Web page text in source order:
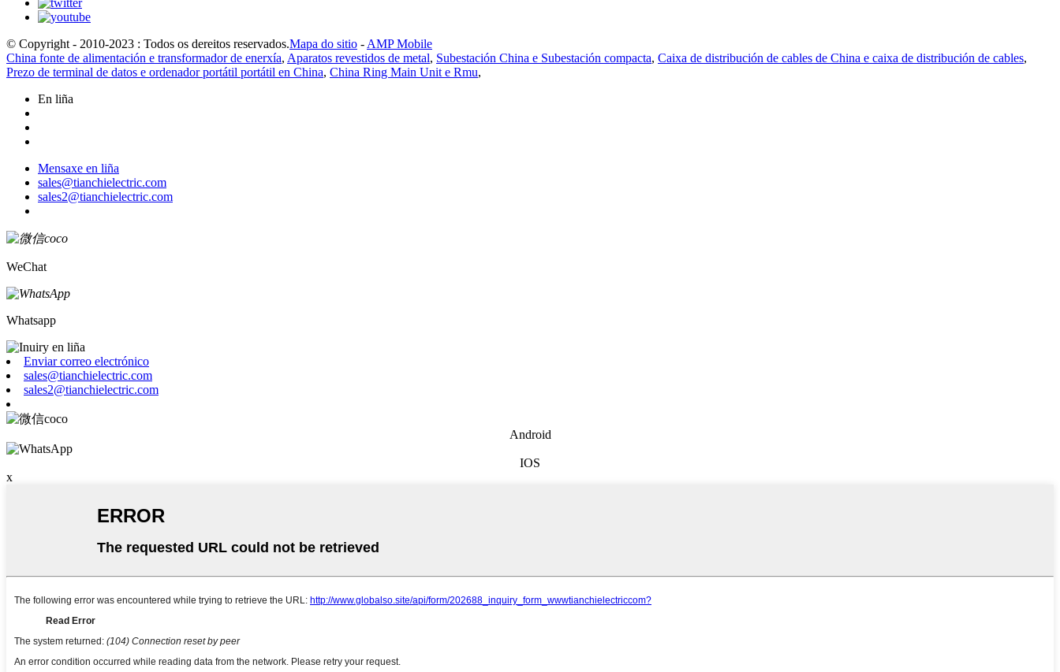
© Copyright - 2010-2023 : Todos os dereitos reservados.Mapa do sitio - AMP Mobile
China fonte de alimentación e transformador de enerxía, Aparatos revestidos de metal, Subestación China e Subestación compacta, Caixa de distribución de cables de China e caixa de distribución de cables,
Prezo de terminal de datos e ordenador portátil portátil en China, China Ring Main Unit e Rmu,
En liña
Mensaxe en liña
sales@tianchielectric.com
sales2@tianchielectric.com
WeChat
Whatsapp
Enviar correo electrónico
sales@tianchielectric.com
sales2@tianchielectric.com
Android
IOS
x